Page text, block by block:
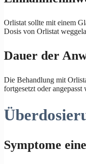
Orlistat sollte mit einem
Dosis von Orlistat
Dauer der
Die Behandlung mit
fortgesetzt oder angepasst
Symptome